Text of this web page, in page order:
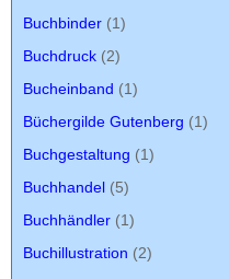
Buchbinder (1)
Buchdruck (2)
Bucheinband (1)
Büchergilde Gutenberg (1)
Buchgestaltung (1)
Buchhandel (5)
Buchhändler (1)
Buchillustration (2)